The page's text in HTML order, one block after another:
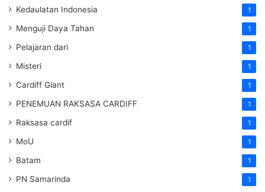
Kedaulatan Indonesia 1
Menguji Daya Tahan 1
Pelajaran dari 1
Misteri 1
Cardiff Giant 1
PENEMUAN RAKSASA CARDIFF 1
Raksasa cardif 1
MoU 1
Batam 1
PN Samarinda 1